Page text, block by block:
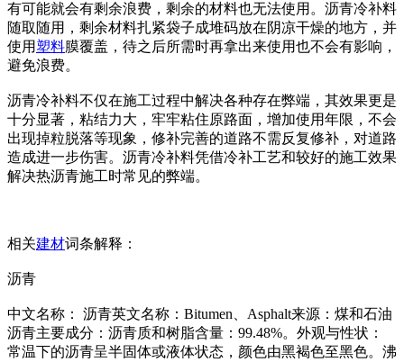
有可能就会有剩余浪费，剩余的材料也无法使用。沥青冷补料
随取随用，剩余材料扎紧袋子成堆码放在阴凉干燥的地方，并
使用 塑料膜覆盖，待之后所需时再拿出来使用也不会有影响，
避免浪费。
沥青冷补料不仅在施工过程中解决各种存在弊端，其效果更是
十分显著，粘结力大，牢牢粘住原路面，增加使用年限，不会
出现掉粒脱落等现象，修补完善的道路不需反复修补，对道路
造成进一步伤害。沥青冷补料凭借冷补工艺和较好的施工效果
解决热沥青施工时常见的弊端。
相关建材词条解释：
沥青
中文名称： 沥青英文名称：Bitumen、Asphalt来源：煤和石油
沥青主要成分：沥青质和树脂含量：99.48%。外观与性状：
常温下的沥青呈半固体或液体状态，颜色由黑褐色至黑色。沸